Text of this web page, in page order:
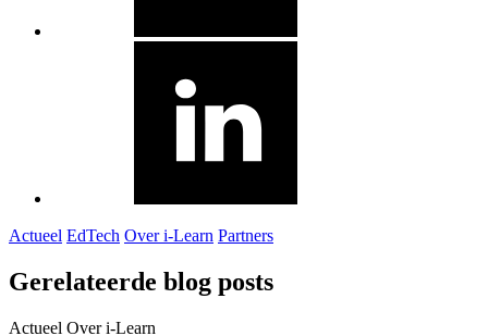
Actueel EdTech Over i-Learn Partners
Gerelateerde blog posts
Actueel Over i-Learn